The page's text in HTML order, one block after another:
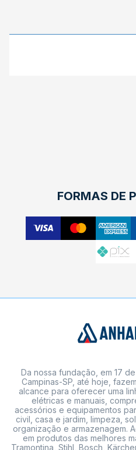
FORMAS DE
Da nossa fundação, em 17
Campinas-SP, até hoje,
alcance para oferecer uma
elétricas e manuais,
acessórios e equipamentos
civil, casa e jardim, limpeza,
organização e armazenagem.
em produtos das melhores
Tramontina, Stihl, Bosch,